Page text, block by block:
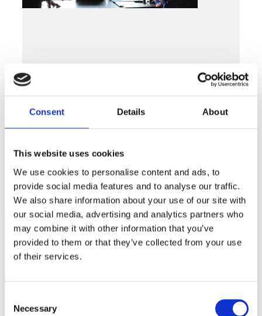
Consent Details About
This website uses cookies
We use cookies to personalise content and ads, to
provide social media features and to analyse our traffic.
We also share information about your use of our site with
our social media, advertising and analytics partners who
may combine it with other information that you’ve
provided to them or that they’ve collected from your use
of their services.
Selection
Necessary
Rådgivningspanelen
Vad är offentlig upphandling?
LÄS MER »
APRIL 9, 2024
Näringspolitik